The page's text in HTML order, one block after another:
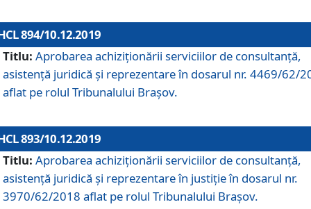
894/10.12.2019
Titlu: Aprobarea achiziţionării serviciilor de consultanţă,
asistenţă juridică şi reprezentare în dosarul nr. 4469/62/
aflat pe rolul Tribunalului Braşov.
893/10.12.2019
Titlu: Aprobarea achiziţionării serviciilor de consultanţă,
asistenţă juridică şi reprezentare în justiţie în dosarul nr.
3970/62/2018 aflat pe rolul Tribunalului Braşov.